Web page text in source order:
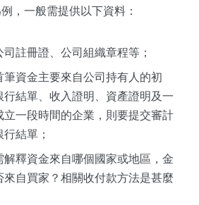
，一般需提供以下資料：
司註冊證、公司組織章程等；
筆資金主要來自公司持有人的初
結單、收入證明、資產證明及一
一段時間的企業，則要提交審計
結單；
解釋資金來自哪個國家或地區，金
自買家？相關收付款方法是甚麼